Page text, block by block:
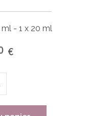
ml - 1 x 20 ml
€